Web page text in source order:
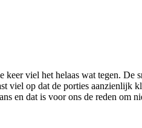
keer viel het helaas wat tegen.
viel op dat de porties
en dat is voor ons de reden om